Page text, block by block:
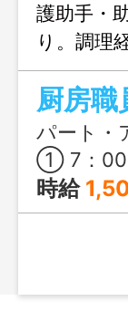
護助手・
り。調理
医院で落
厨房職
パート・
① 7：00
時給